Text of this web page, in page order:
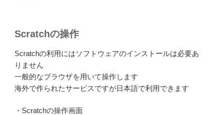
Scratchの操作
Scratchの利用にはソフトウェアのインストールは必要あ
りません
一般的なブラウザを用いて操作します
海外で作られたサービスですが日本語で利用できます
・Scratchの操作画面